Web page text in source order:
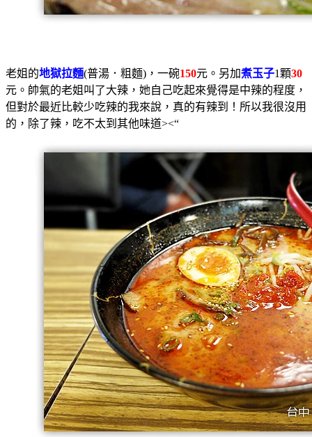
老姐的地獄拉麵(普湯．粗麵)，一碗150元。另加煮玉子1顆30
元。帥氣的老姐叫了大辣，她自己吃起來覺得是中辣的程度，
但對於最近比較少吃辣的我來說，真的有辣到！所以我很沒用
的，除了辣，吃不太到其他味道><“